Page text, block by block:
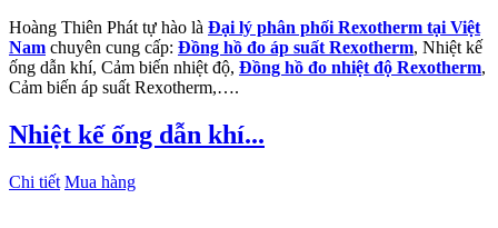
Hoàng Thiên Phát tự hào là Đại lý phân phối Rexotherm tại Việt
Nam chuyên cung cấp: Đồng hồ đo áp suất Rexotherm, Nhiệt kế
ống dẫn khí, Cảm biến nhiệt độ, Đồng hồ đo nhiệt độ Rexotherm,
Cảm biến áp suất Rexotherm,….
Nhiệt kế ống dẫn khí...
Chi tiết Mua hàng